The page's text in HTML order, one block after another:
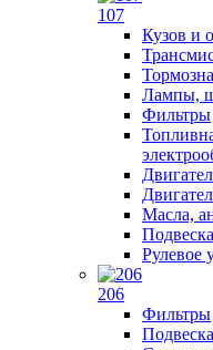
107
Кузов и
Лампы,
Фильтры
Масла,
Рулевое
206
Фильтры